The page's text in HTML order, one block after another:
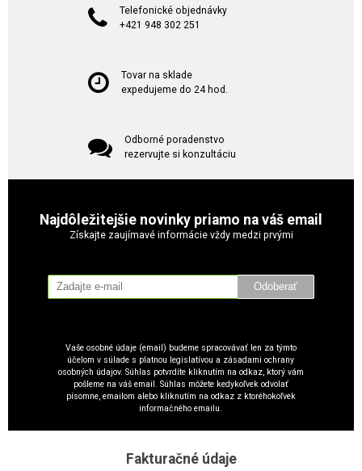
Telefonické objednávky
+421 948 302 251
Tovar na sklade
expedujeme do 24 hod.
Odborné poradenstvo
rezervujte si konzultáciu
Najdôležitejšie novinky priamo na váš email
Získajte zaujímavé informácie vždy medzi prvými
Odoberať
Vaše osobné údaje (email) budeme spracovávať len za týmto
účelom v súlade s platnou legislatívou a zásadami ochrany
osobných údajov. Súhlas potvrdíte kliknutím na odkaz, ktorý vám
pošleme na váš email. Súhlas môžete kedykoľvek odvolať
písomne, emailom alebo kliknutím na odkaz z ktoréhokoľvek
informačného emailu.
Fakturačné údaje